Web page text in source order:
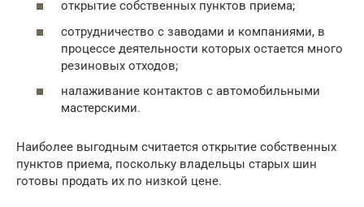
открытие собственных пунктов приема;
сотрудничество с заводами и компаниями, в
процессе деятельности которых остается много
резиновых отходов;
налаживание контактов с автомобильными
мастерскими.
Наиболее выгодным считается открытие собственных
пунктов приема, поскольку владельцы старых шин
готовы продать их по низкой цене.